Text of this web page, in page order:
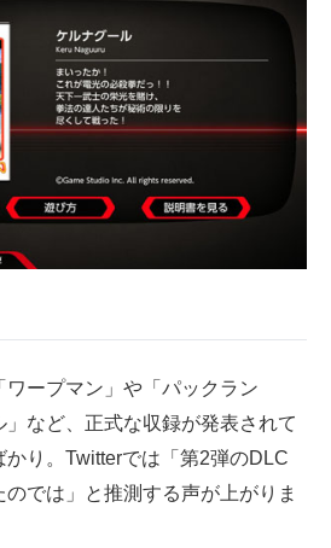
ープマン」や「パックラン
」など、正式な収録が発表されて
り。Twitterでは「第2弾のDLC
では」と推測する声が上がりま